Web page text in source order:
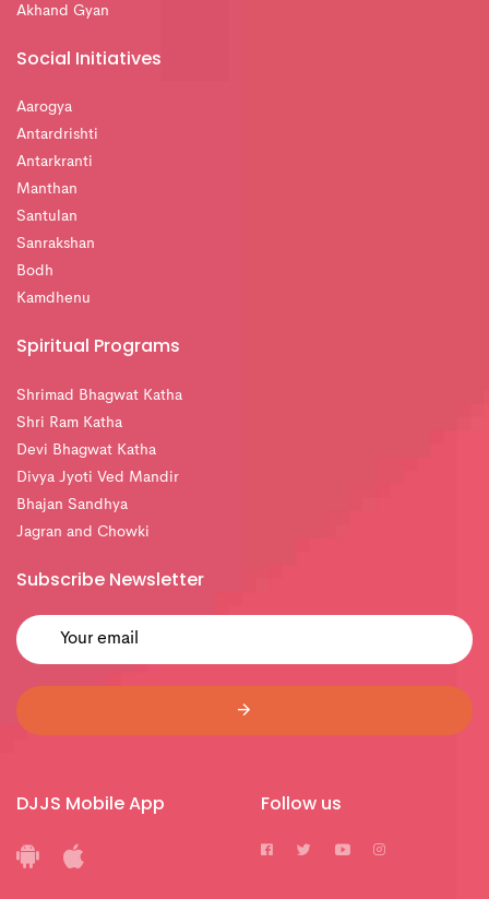
Akhand Gyan
Social Initiatives
Aarogya
Antardrishti
Antarkranti
Manthan
Santulan
Sanrakshan
Bodh
Kamdhenu
Spiritual Programs
Shrimad Bhagwat Katha
Shri Ram Katha
Devi Bhagwat Katha
Divya Jyoti Ved Mandir
Bhajan Sandhya
Jagran and Chowki
Subscribe Newsletter
DJJS Mobile App Follow us